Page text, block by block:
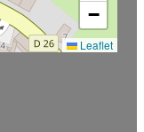
−
Leaflet